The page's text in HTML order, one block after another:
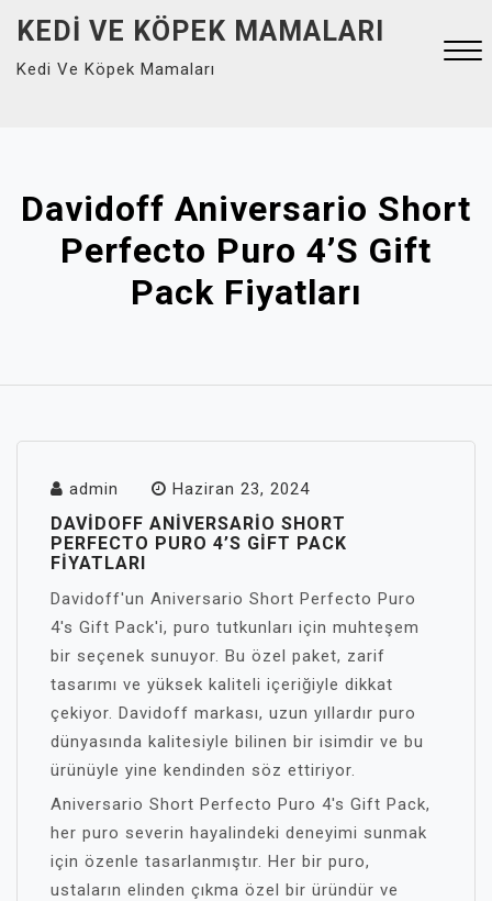
content
KEDI VE KÖPEK MAMALARI
Kedi Ve Köpek Mamaları
Davidoff Aniversario Short
Perfecto Puro 4’s Gift
Pack Fiyatları
admin Haziran 23, 2024
DAVIDOFF ANIVERSARIO SHORT
PERFECTO PURO 4’S GIFT PACK
FIYATLARI
Davidoff'un Aniversario Short Perfecto Puro
4's Gift Pack'i, puro tutkunları için muhteşem
bir seçenek sunuyor. Bu özel paket, zarif
tasarımı ve yüksek kaliteli içeriğiyle dikkat
çekiyor. Davidoff markası, uzun yıllardır puro
dünyasında kalitesiyle bilinen bir isimdir ve bu
ürünüyle yine kendinden söz ettiriyor.
Aniversario Short Perfecto Puro 4's Gift Pack,
her puro severin hayalindeki deneyimi sunmak
için özenle tasarlanmıştır. Her bir puro,
ustaların elinden çıkma özel bir üründür ve